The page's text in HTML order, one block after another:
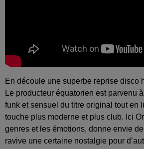
En découle une superbe reprise disco
Le producteur équatorien est parvenu
funk et sensuel du titre original tout en
touche plus moderne et plus club. Ici
genres et les émotions, donne envie
ravive une certaine nostalgie pour